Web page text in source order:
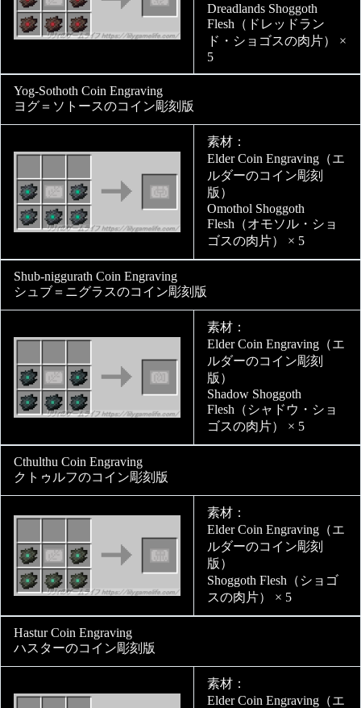
Dreadlands Shoggoth
Flesh（ドレッドラン
ド・ショゴスの肉片） ×
5
Yog-Sothoth Coin Engraving
ヨグ＝ソトースのコイン彫刻版
素材：
Elder Coin Engraving（エ
ルダーのコイン彫刻
版）
Omothol Shoggoth
Flesh（オモソル・ショ
ゴスの肉片） × 5
Shub-niggurath Coin Engraving
シュブ＝ニグラスのコイン彫刻版
素材：
Elder Coin Engraving（エ
ルダーのコイン彫刻
版）
Shadow Shoggoth
Flesh（シャドウ・ショ
ゴスの肉片） × 5
Cthulthu Coin Engraving
クトゥルフのコイン彫刻版
素材：
Elder Coin Engraving（エ
ルダーのコイン彫刻
版）
Shoggoth Flesh（ショゴ
スの肉片） × 5
Hastur Coin Engraving
ハスターのコイン彫刻版
素材：
Elder Coin Engraving（エ